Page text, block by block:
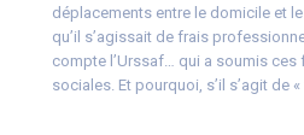
déplacements entre le domicile et
qu’il s’agissait de frais
compte l’Urssaf… qui a soumis ces
sociales. Et pourquoi, s’il s’agit de